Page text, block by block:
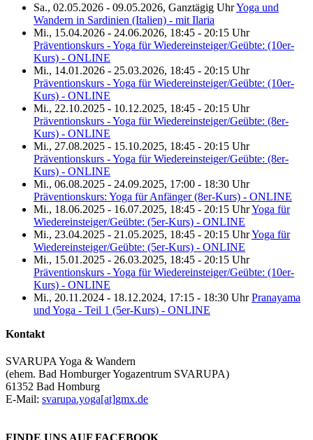
Sa., 02.05.2026 - 09.05.2026, Ganztägig UhrYoga und
Wandern in Sardinien (Italien) - mit Ilaria
Mi., 15.04.2026 - 24.06.2026, 18:45 - 20:15 Uhr
Präventionskurs - Yoga für Wiedereinsteiger/Geübte: (10er-
Kurs) - ONLINE
Mi., 14.01.2026 - 25.03.2026, 18:45 - 20:15 Uhr
Präventionskurs - Yoga für Wiedereinsteiger/Geübte: (10er-
Kurs) - ONLINE
Mi., 22.10.2025 - 10.12.2025, 18:45 - 20:15 Uhr
Präventionskurs - Yoga für Wiedereinsteiger/Geübte: (8er-
Kurs) - ONLINE
Mi., 27.08.2025 - 15.10.2025, 18:45 - 20:15 Uhr
Präventionskurs - Yoga für Wiedereinsteiger/Geübte: (8er-
Kurs) - ONLINE
Mi., 06.08.2025 - 24.09.2025, 17:00 - 18:30 Uhr
Präventionskurs: Yoga für Anfänger (8er-Kurs) - ONLINE
Mi., 18.06.2025 - 16.07.2025, 18:45 - 20:15 UhrYoga für
Wiedereinsteiger/Geübte: (5er-Kurs) - ONLINE
Mi., 23.04.2025 - 21.05.2025, 18:45 - 20:15 UhrYoga für
Wiedereinsteiger/Geübte: (5er-Kurs) - ONLINE
Mi., 15.01.2025 - 26.03.2025, 18:45 - 20:15 Uhr
Präventionskurs - Yoga für Wiedereinsteiger/Geübte: (10er-
Kurs) - ONLINE
Mi., 20.11.2024 - 18.12.2024, 17:15 - 18:30 UhrPranayama
und Yoga - Teil 1 (5er-Kurs) - ONLINE
Kontakt
SVARUPA Yoga & Wandern
(ehem. Bad Homburger Yogazentrum SVARUPA)
61352 Bad Homburg
E-Mail: svarupa.yoga[at]gmx.de
FINDE UNS AUF FACEBOOK